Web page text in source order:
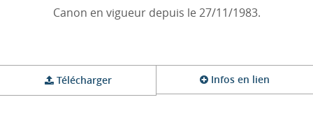
Canon en vigueur depuis le 27/11/1983.
Télécharger Infos en lien